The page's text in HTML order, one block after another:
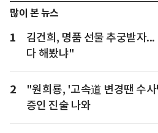
많이 본 뉴스
1
김건희, 명품 선물 추궁받자
다 해봤냐"
2
"원희룡, '고속道 변경땐 수
증인 진술 나와